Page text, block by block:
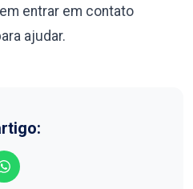
entrar em contato
ajudar.